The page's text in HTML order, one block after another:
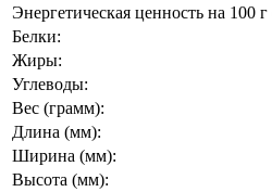
Энергетическая ценность на 100 г
Белки:
Жиры:
Углеводы:
Вес (грамм):
Длина (мм):
Ширина (мм):
Высота (мм):